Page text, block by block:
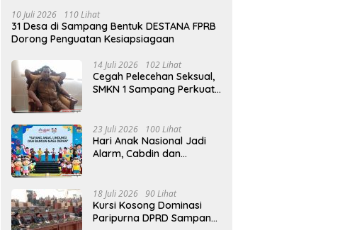
10 Juli 2026 110 Lihat
31 Desa di Sampang Bentuk DESTANA FPRB
Dorong Penguatan Kesiapsiagaan
14 Juli 2026 102 Lihat
Cegah Pelecehan Seksual,
SMKN 1 Sampang Perkuat
23 Juli 2026 100 Lihat
Hari Anak Nasional Jadi
Alarm, Cabdin dan
Kekerasan Seksual Anak
18 Juli 2026 90 Lihat
Kursi Kosong Dominasi
Paripurna DPRD Sampang,